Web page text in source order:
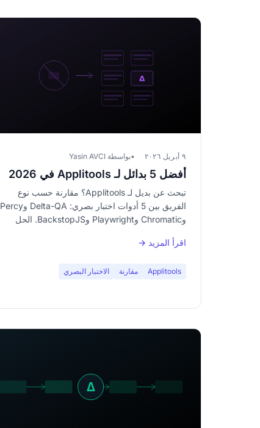
٩ أبريل ٢٠٢٦ بواسطة Yasin AVCI
أفضل 5 بدائل لـ Applitools في 2026
تبحث عن بديل لـ Applitools؟ مقارنة حسب نوع
الفريق بين 5 أدوات اختبار بصري: Delta-QA وPercy
وChromatic وPlaywright وBackstopJS. الحل
اقرأ المزيد →
Applitools مقارنة الاختبار البصري